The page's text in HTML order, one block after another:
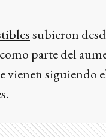
subieron
parte del
vienen siguiendo